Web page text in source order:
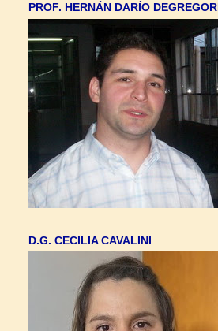
PROF. HERNÁN DARÍO DEGREGORI
D.G. CECILIA CAVALINI